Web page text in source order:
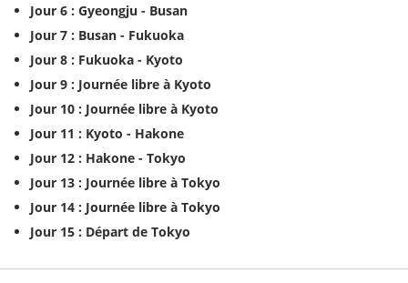
Jour 6 : Gyeongju - Busan
Jour 7 : Busan - Fukuoka
Jour 8 : Fukuoka - Kyoto
Jour 9 : Journée libre à Kyoto
Jour 10 : Journée libre à Kyoto
Jour 11 : Kyoto - Hakone
Jour 12 : Hakone - Tokyo
Jour 13 : Journée libre à Tokyo
Jour 14 : Journée libre à Tokyo
Jour 15 : Départ de Tokyo